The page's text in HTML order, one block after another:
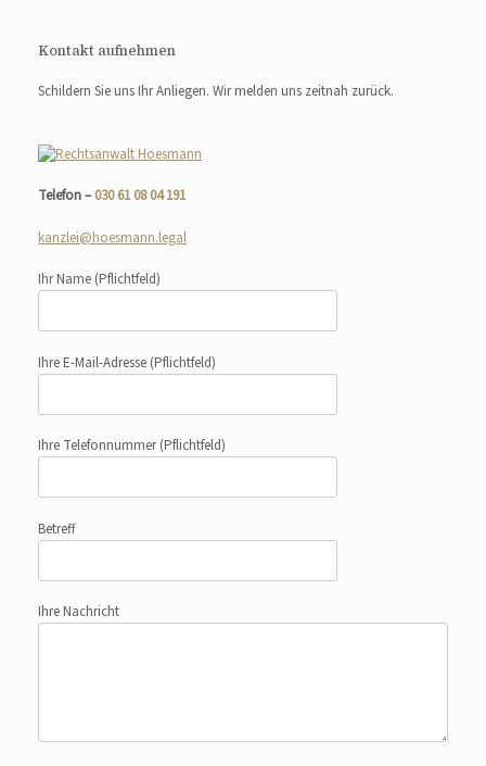
Kontakt aufnehmen
Schildern Sie uns Ihr Anliegen. Wir melden uns zeitnah zurück.
Telefon –030 61 08 04 191
kanzlei@hoesmann.legal
Ihr Name (Pflichtfeld)
Ihre E-Mail-Adresse (Pflichtfeld)
Ihre Telefonnummer(Pflichtfeld)
Betreff
Ihre Nachricht